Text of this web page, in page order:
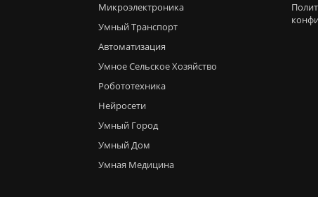
Микроэлектроника
Умный Транспорт
Автоматизация
Умное Сельское Хозяйство
Робототехника
Нейросети
Умный Город
Умный Дом
Умная Медицина